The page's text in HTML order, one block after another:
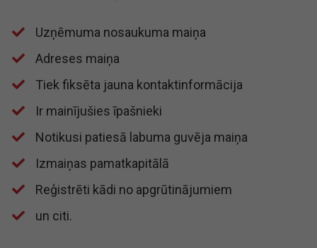
Uzņēmuma nosaukuma maiņa
​Adreses maiņa
​Tiek fiksēta jauna kontaktinformācija
​Ir mainījušies īpašnieki
​Notikusi patiesā labuma guvēja maiņa
​Izmaiņas pamatkapitālā
​Reģistrēti kādi no apgrūtinājumiem
​un citi.